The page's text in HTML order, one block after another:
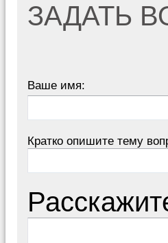
ЗАДАТЬ
Ваше имя:
Кратко опишите тему